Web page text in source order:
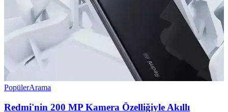
PopülerArama
Redmi'nin 200 MP Kamera Özelliğiyle Akıllı